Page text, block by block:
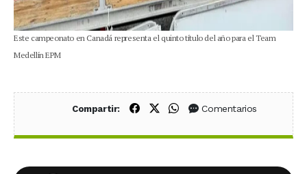
Este campeonato en Canadá representa el quinto título del año para el Team
Medellín EPM
Compartir: Compartir en Facebook
Compartir en X (Twitter)
Compartir en WhatsApp
Comentarios